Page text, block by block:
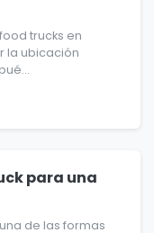
trucks en
la ubicación
para una
de las formas